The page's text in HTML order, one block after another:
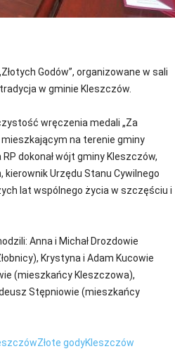
Godów”, organizowane w sali
w gminie Kleszczów.
wręczenia medali „Za
mieszkającym na terenie gminy
dokonał wójt gminy Kleszczów,
kierownik Urzędu Stanu Cywilnego
lat wspólnego życia w szczęściu i
Anna i Michał Drozdowie
Krystyna i Adam Kucowie
(mieszkańcy Kleszczowa),
Stępniowie (mieszkańcy
Złote godyKleszczów